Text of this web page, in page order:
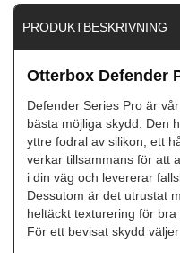
PRODUKTBESKRIVNING
Otterbox Defender
Defender Series Pro är
bästa möjliga skydd. Den
yttre fodral av silikon, ett
verkar tillsammans för att
i din väg och levererar
Dessutom är det utrustat
heltäckt texturering för
För ett bevisat skydd